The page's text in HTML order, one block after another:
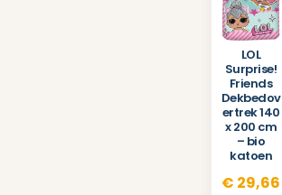
LOL
Surprise!
Friends
Dekbedov
ertrek 140
x 200 cm
– bio
katoen
€ 29,66